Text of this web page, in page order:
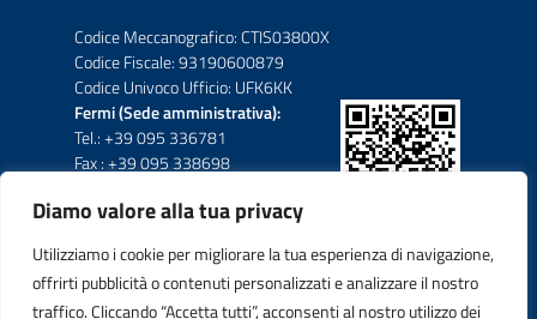
Diamo valore alla tua privacy
Utilizziamo i cookie per migliorare la tua esperienza di navigazione,
offrirti pubblicità o contenuti personalizzati e analizzare il nostro
traffico. Cliccando “Accetta tutti”, acconsenti al nostro utilizzo dei
Codice Meccanografico: CTIS03800X
Codice Fiscale: 93190600879
Codice Univoco Ufficio: UFK6KK
Fermi (Sede amministrativa):
Tel.: +39 095 336781
Fax : +39 095 338698
Eredia-Deodato:
Tel.: +39 095 6136206
Fax : +39 095 330503